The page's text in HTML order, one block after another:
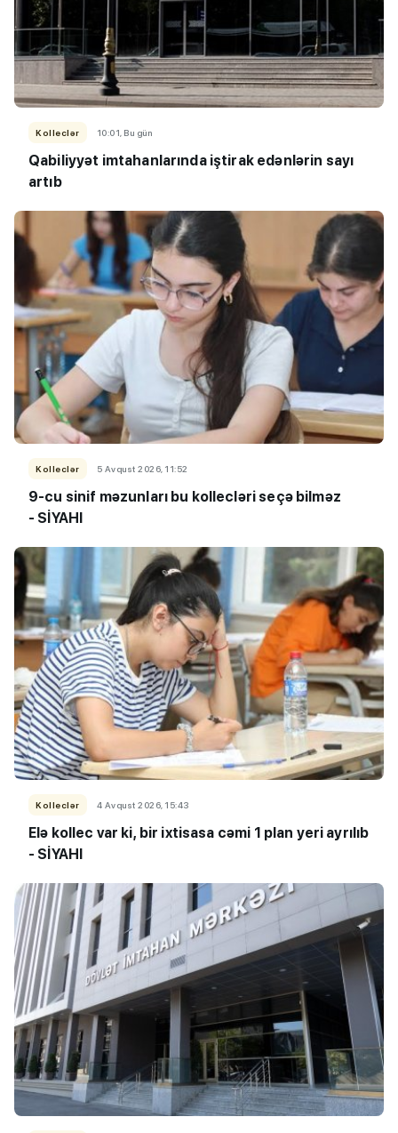
Kolleclər 10:01, Bu gün
Qabiliyyət imtahanlarında iştirak edənlərin sayı
artıb
Kolleclər 5 Avqust 2026, 11:52
9-cu sinif məzunları bu kollecləri seçə bilməz
- SİYAHI
Kolleclər 4 Avqust 2026, 15:43
Elə kollec var ki, bir ixtisasa cəmi 1 plan yeri ayrılıb
- SİYAHI